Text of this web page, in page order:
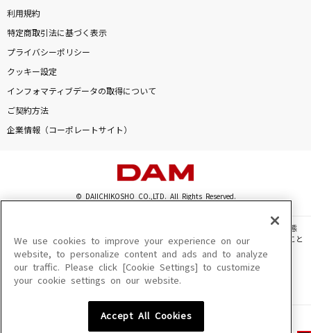
利用規約
特定商取引法に基づく表示
プライバシーポリシー
クッキー設定
インフォマティブデータの取得について
ご契約方法
企業情報（コーポレートサイト）
© DAIICHIKOSHO CO.,LTD. All Rights Reserved.
このサイトに掲載されている一切の文章・画像・写真・動画・音声等を、手段や形態
を問わず、著作権法の定める範囲を超えて無断で複製、転載、ファイル化などすること
を禁じます。
楽曲及びコンテンツは、機種によりご利用いただけない場合があります。
楽曲及びコンテンツの配信日、配信内容が変更になる場合があります。
We use cookies to improve your experience on our
website, to personalize content and ads and to analyze
our traffic. Please click [Cookie Settings] to customize
your cookie settings on our website.
Accept All Cookies